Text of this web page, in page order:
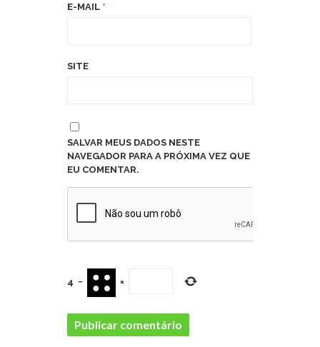
E-MAIL *
SITE
SALVAR MEUS DADOS NESTE
NAVEGADOR PARA A PRÓXIMA VEZ QUE
EU COMENTAR.
4 − =